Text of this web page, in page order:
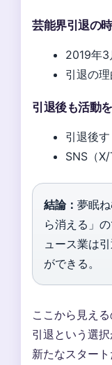
芸能界引退の
2019年3
引退の
引退後も活動
引退後
SNS（
結論： 夢眠
ら消える」
ュース業は
ができる。
ここから見える
引退という選
新たなスタート